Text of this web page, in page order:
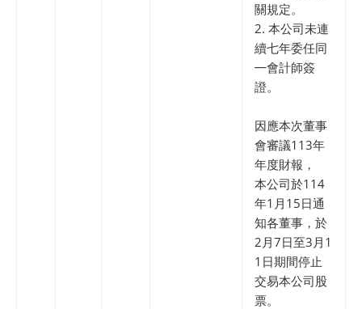
關規定。
2. 本公司未連
續七年委任同
㇐會計師簽
證。
因應本次董事
會審議113年
年度財報，
本公司於114
年1月15日通
知各董事，於
2月7日至3月1
1日期間停止
交易本公司股
票。